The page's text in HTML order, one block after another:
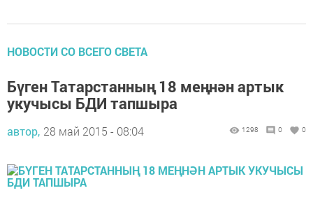
НОВОСТИ СО ВСЕГО СВЕТА
Бүген Татарстанның 18 меңнән артык
укучысы БДИ тапшыра
автор, 28 май 2015 - 08:04 1298 0 0